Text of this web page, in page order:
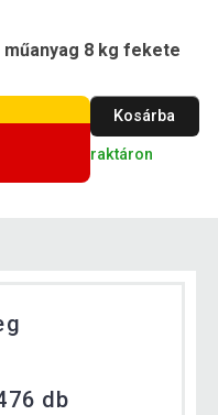
8 kg fekete
Kosárba
raktáron
db